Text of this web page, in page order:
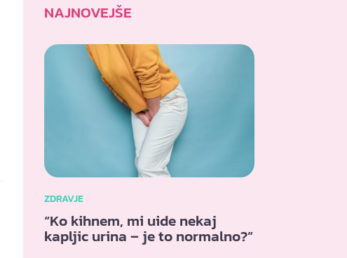
NAJNOVEJŠE
ZDRAVJE
“Ko kihnem, mi uide nekaj
kapljic urina – je to normalno?”